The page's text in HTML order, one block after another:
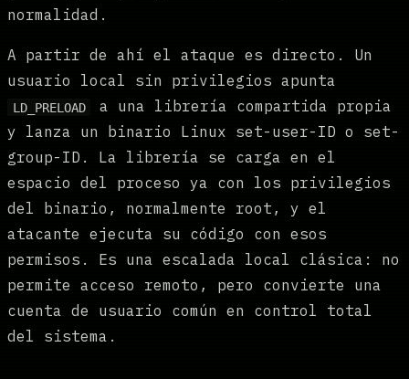
normalidad.
A partir de ahí el ataque es directo. Un
usuario local sin privilegios apunta
LD_PRELOAD
a una librería compartida propia
y lanza un binario Linux set-user-ID o set-
group-ID. La librería se carga en el
espacio del proceso ya con los privilegios
del binario, normalmente root, y el
atacante ejecuta su código con esos
permisos. Es una escalada local clásica: no
permite acceso remoto, pero convierte una
cuenta de usuario común en control total
del sistema.